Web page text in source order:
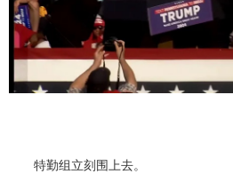
特勤组立刻围上去。